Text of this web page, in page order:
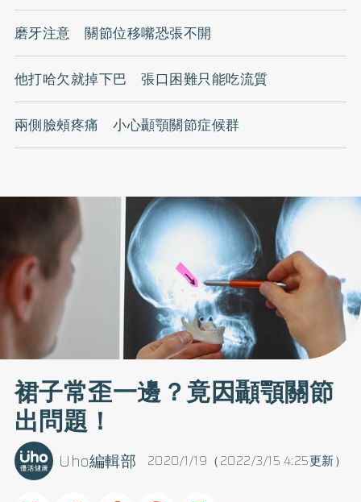
磨牙注意 關節位移嘴恐張不開
他打哈欠就掉下巴 張口困難只能吃流質
兩側臉頰疼痛 小心顳顎關節症候群
裙子常歪一邊？竟因顳顎關節
出問題！
2020/1/19（2022/3/15 4:25更新）
Uho編輯部